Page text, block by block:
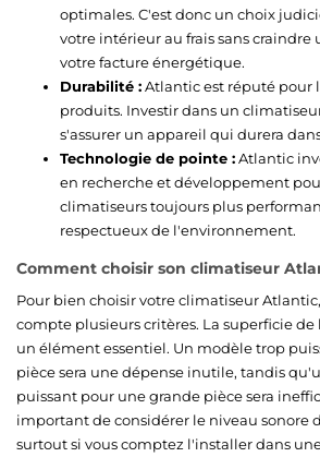
optimales. C'est donc un choix
votre intérieur au frais sans craindre
votre facture énergétique.
Durabilité :Atlantic est réputé pour
produits. Investir dans un
s'assurer un appareil qui durera
Technologie de pointe :Atlantic
en recherche et développement
climatiseurs toujours plus
respectueux de l'environnement.
Comment choisir son climatiseur
Pour bien choisir votre climatiseur
compte plusieurs critères. La superficie de
un élément essentiel. Un modèle trop
pièce sera une dépense inutile, tandis
puissant pour une grande pièce sera
important de considérer le niveau sonore
surtout si vous comptez l'installer dans